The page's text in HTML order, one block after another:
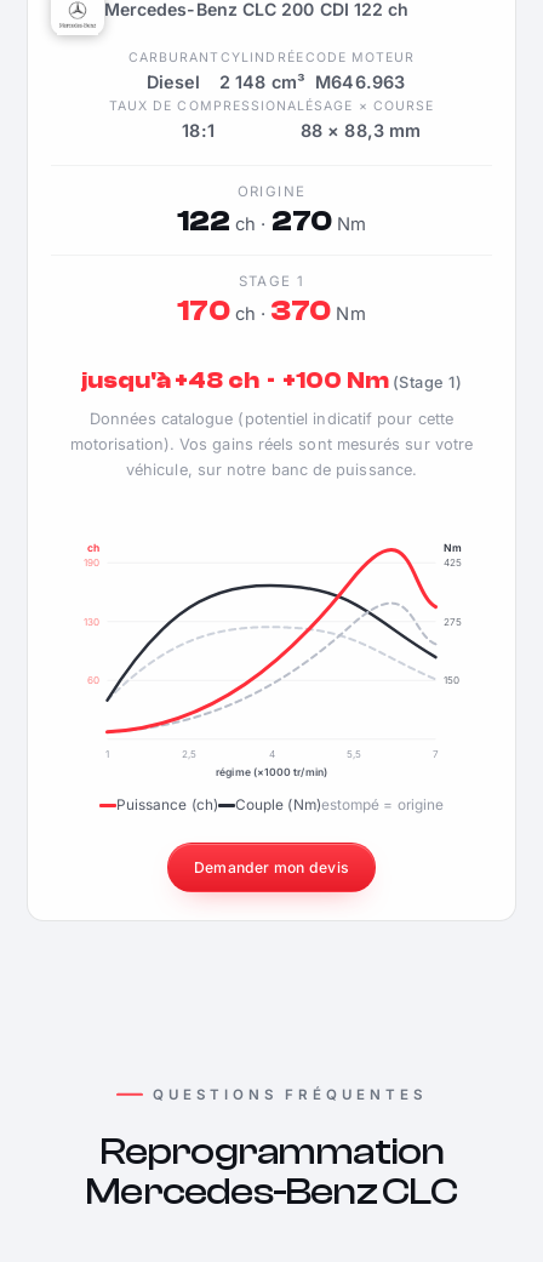
Mercedes-Benz CLC 200 CDI 122 ch
CARBURANT
Diesel
CYLINDRÉE
2 148 cm³
CODE MOTEUR
M646.963
TAUX DE COMPRESSION
18:1
ALÉSAGE × COURSE
88 × 88,3 mm
ORIGINE
122 ch · 270Nm
STAGE 1
170ch · 370 Nm
jusqu'à +48 ch · +100 Nm (Stage 1)
Données catalogue (potentiel indicatif pour cette
motorisation). Vos gains réels sont mesurés sur votre
véhicule, sur notre banc de puissance.
60
130
190
150
275
425
ch Nm
1 2,5 4 5,5
7
régime (×1000 tr/min)
Puissance (ch) Couple (Nm)estompé = origine
Demander mon devis
QUESTIONS FRÉQUENTES
Reprogrammation
Mercedes-Benz CLC